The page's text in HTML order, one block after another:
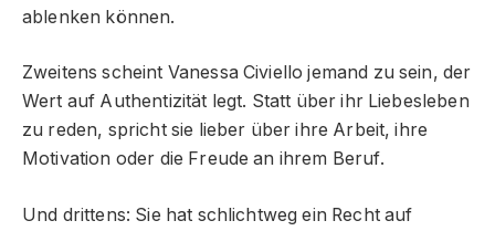
ablenken können.
Zweitens scheint Vanessa Civiello jemand zu sein, der
Wert auf Authentizität legt. Statt über ihr Liebesleben
zu reden, spricht sie lieber über ihre Arbeit, ihre
Motivation oder die Freude an ihrem Beruf.
Und drittens: Sie hat schlichtweg ein Recht auf